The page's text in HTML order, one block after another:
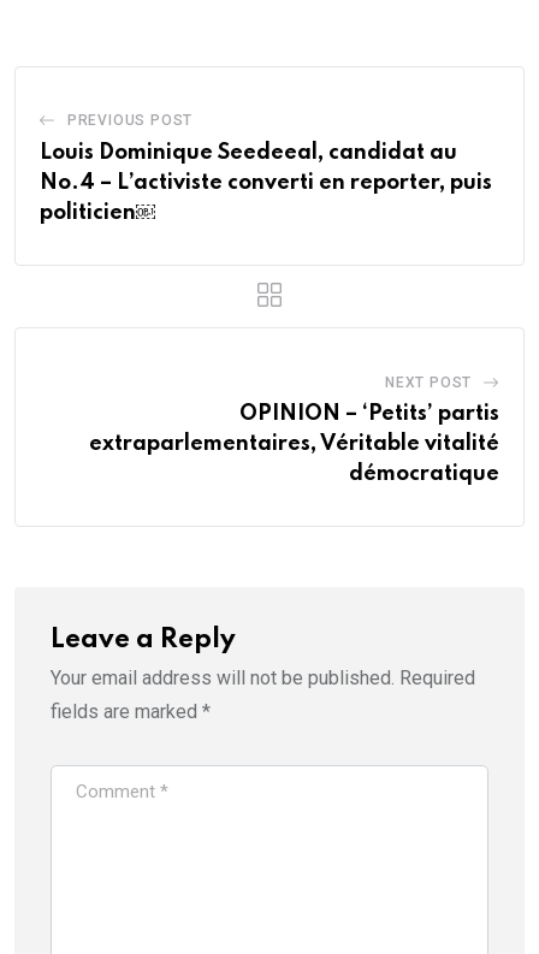
PREVIOUS POST
Louis Dominique Seedeeal, candidat au
No.4 – L’activiste converti en reporter, puis
politicien￼
NEXT POST
OPINION – ‘Petits’ partis
extraparlementaires, Véritable vitalité
démocratique
Leave a Reply
Your email address will not be published. Required
fields are marked *